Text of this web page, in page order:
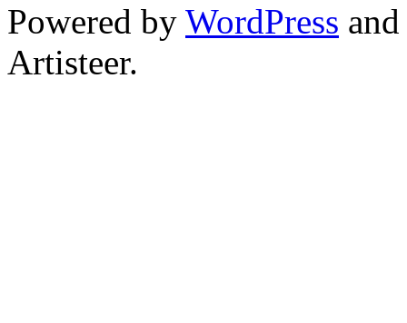
Powered by WordPress and
Artisteer.